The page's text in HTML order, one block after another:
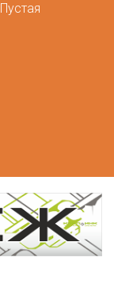
Пустая